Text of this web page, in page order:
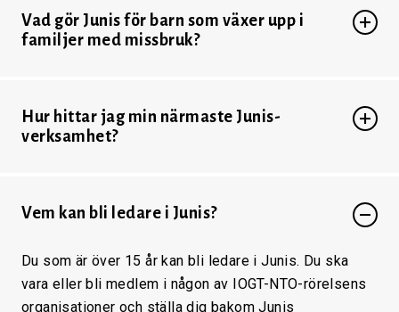
Vad gör Junis för barn som växer upp i
familjer med missbruk?
Hur hittar jag min närmaste Junis-
verksamhet?
Vem kan bli ledare i Junis?
Du som är över 15 år kan bli ledare i Junis. Du ska
vara eller bli medlem i någon av IOGT-NTO-rörelsens
organisationer och ställa dig bakom Junis